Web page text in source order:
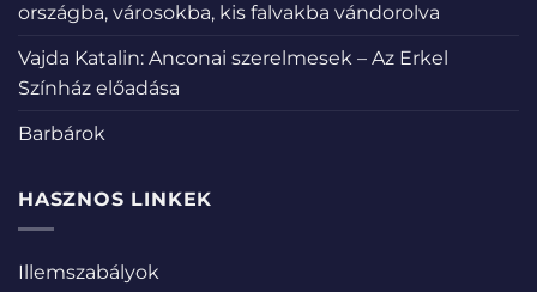
országba, városokba, kis falvakba vándorolva
Vajda Katalin: Anconai szerelmesek – Az Erkel
Színház előadása
Barbárok
HASZNOS LINKEK
Illemszabályok